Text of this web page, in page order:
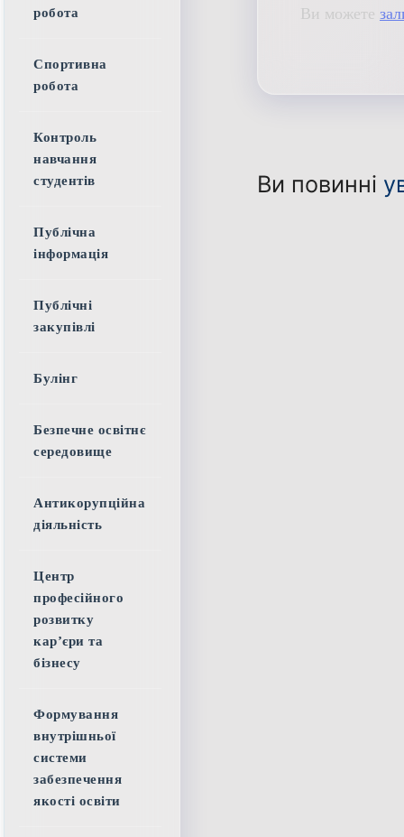
Ви можете
Ви повинні
робота
Спортивна
робота
Контроль
навчання
студентів
Публічна
інформація
Публічні
закупівлі
Булінг
Безпечне освітнє
середовище
Антикорупційна
діяльність
Центр
професійного
розвитку
кар’єри та
бізнесу
Формування
внутрішньої
системи
забезпечення
якості освіти